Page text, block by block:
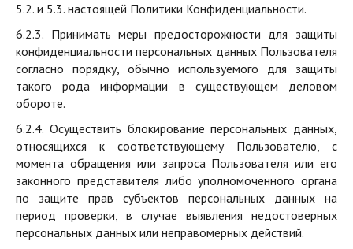
5.2. и 5.3. настоящей Политики Конфиденциальности.
6.2.3. Принимать меры предосторожности для защиты
конфиденциальности персональных данных Пользователя
согласно порядку, обычно используемого для защиты
такого рода информации в существующем деловом
обороте.
6.2.4. Осуществить блокирование персональных данных,
относящихся к соответствующему Пользователю, с
момента обращения или запроса Пользователя или его
законного представителя либо уполномоченного органа
по защите прав субъектов персональных данных на
период проверки, в случае выявления недостоверных
персональных данных или неправомерных действий.